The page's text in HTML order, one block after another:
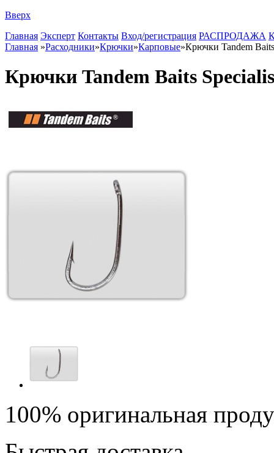
Вверх
Главная Эксперт Контакты Вход/регистрация РАСПРОДАЖА
Главная »Расходники»Крючки»Карповые»Крючки Tandem
Крючки Tandem Baits
100% оригинальная